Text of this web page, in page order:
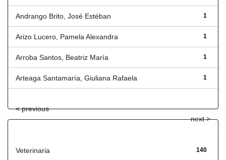
1
Andrango Brito, José Estéban
1
Arizo Lucero, Pamela Alexandra
1
Arroba Santos, Beatriz María
1
Arteaga Santamaría, Giuliana Rafaela
< previous
next >
140
Veterinaria